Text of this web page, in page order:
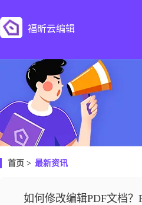
福昕云编辑
首页 > 最新资讯
如何修改编辑PDF文档？